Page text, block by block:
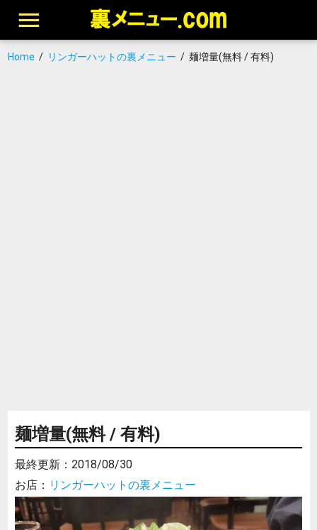
Home/ リンガーハットの裏メニュー / 麺増量(無料 / 有料)
麺増量(無料 / 有料)
最終更新： 2018/08/30
お店： リンガーハットの裏メニュー